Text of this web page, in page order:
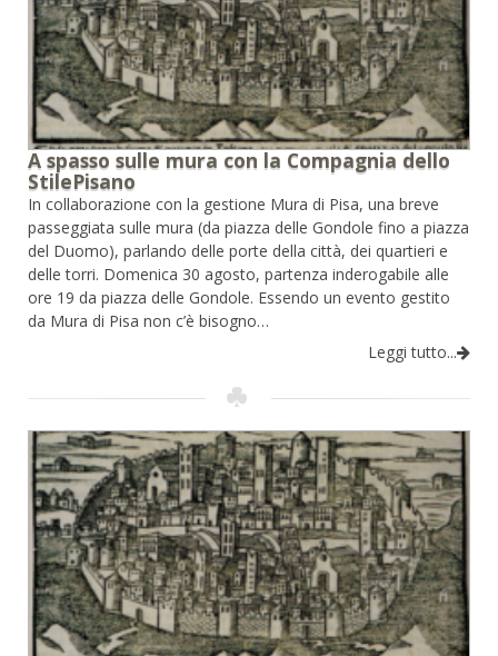
A spasso sulle mura con la Compagnia dello
StilePisano
In collaborazione con la gestione Mura di Pisa, una breve
passeggiata sulle mura (da piazza delle Gondole fino a piazza
del Duomo), parlando delle porte della città, dei quartieri e
delle torri. Domenica 30 agosto, partenza inderogabile alle
ore 19 da piazza delle Gondole. Essendo un evento gestito
da Mura di Pisa non c’è bisogno…
Leggi tutto...